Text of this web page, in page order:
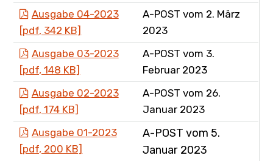
Ausgabe 04-2023
[pdf, 342 KB]
A-POST vom 2. März
2023
Ausgabe 03-2023
[pdf, 148 KB]
A-POST vom 3.
Februar 2023
Ausgabe 02-2023
[pdf, 174 KB]
A-POST vom 26.
Januar 2023
Ausgabe 01-2023
[pdf, 200 KB]
A-POST vom 5.
Januar 2023